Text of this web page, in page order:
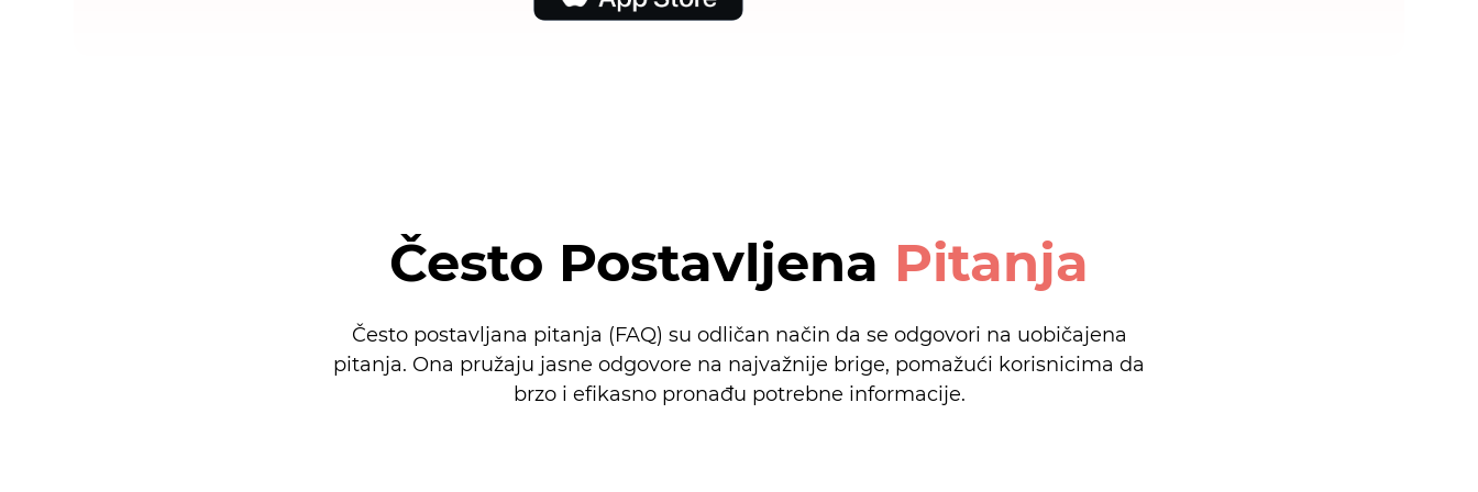
Često Postavljena Pitanja
Često postavljana pitanja (FAQ) su odličan način da se odgovori na uobičajena
pitanja. Ona pružaju jasne odgovore na najvažnije brige, pomažući korisnicima da
brzo i efikasno pronađu potrebne informacije.